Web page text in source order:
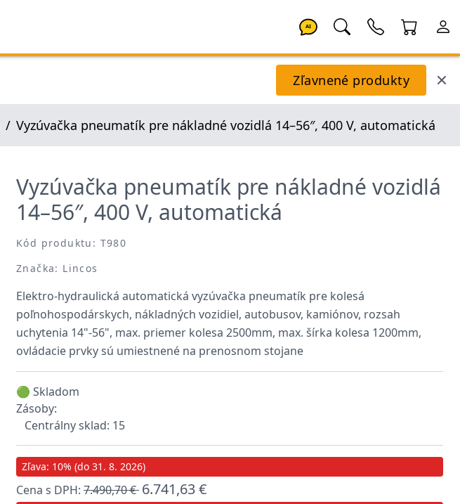
AI
Zľavnené produkty
Vyzúvačka pneumatík pre nákladné vozidlá 14–56″, 400 V, automatická
Vyzúvačka pneumatík pre nákladné vozidlá
14–56″, 400 V, automatická
Kód produktu: T980
Značka: Lincos
Elektro-hydraulická automatická vyzúvačka pneumatík pre kolesá
poľnohospodárskych, nákladných vozidiel, autobusov, kamiónov, rozsah
uchytenia 14"-56", max. priemer kolesa 2500mm, max. šírka kolesa 1200mm,
ovládacie prvky sú umiestnené na prenosnom stojane
🟢 Skladom
Zásoby:
Centrálny sklad: 15
Zľava: 10% (do 31. 8. 2026)
Cena s DPH: 7.490,70 € 6.741,63 €